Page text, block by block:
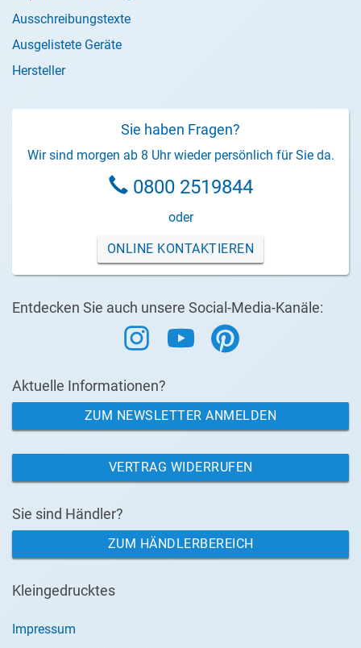
Ausschreibungstexte
Ausgelistete Geräte
Hersteller
Sie haben Fragen?
Wir sind morgen ab 8 Uhr wieder persönlich für Sie da.
0800 2519844
oder
ONLINE KONTAKTIEREN
Entdecken Sie auch unsere Social-Media-Kanäle:
Aktuelle Informationen?
ZUM NEWSLETTER ANMELDEN
VERTRAG WIDERRUFEN
Sie sind Händler?
ZUM HÄNDLERBEREICH
Kleingedrucktes
Impressum